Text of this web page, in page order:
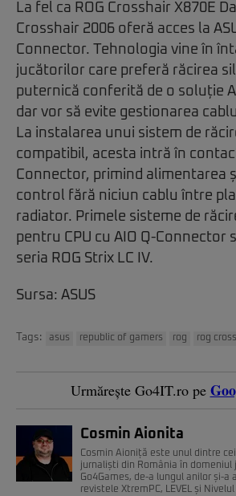
La fel ca ROG Crosshair X870E
Crosshair 2006 oferă acces la
Connector. Tehnologia vine în
jucătorilor care preferă răcirea
puternică conferită de o soluție
dar vor să evite gestionarea
La instalarea unui sistem de
compatibil, acesta intră în
Connector, primind alimentarea
control fără niciun cablu între
radiator. Primele sisteme de
pentru CPU cu AIO Q-Connector
seria ROG Strix LC IV.
Sursa: ASUS
Tags: asus republic of gamers rog rog
Urmărește Go4IT.ro pe
Cosmin Aionita
Cosmin Aioniță este unul dintre
jurnaliști din România în domeniul
Go4Games, de-a lungul anilor și-a
revistele XtremPC, LEVEL și